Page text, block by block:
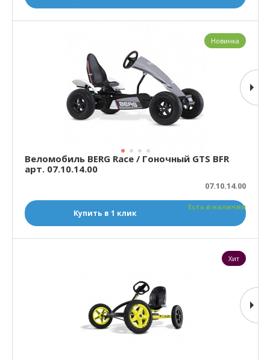
Веломобиль BERG Race / Гоночный GTS BFR
арт. 07.10.14.00
07.10.14.00
Есть в наличии
Купить в 1 клик
Новинка
Хит